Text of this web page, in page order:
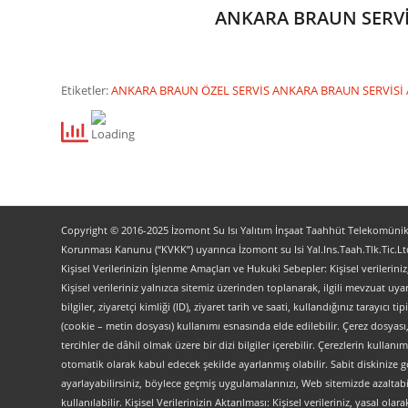
ANKARA BRAUN
Etiketler:ANKARA BRAUN ÖZEL SERVİSANKARA BRAUN SERVİSİ
Copyright © 2016-2025 İzomont Su Isı Yalıtım İnşaat Taahhüt
Korunması Kanunu (“KVKK”) uyarınca İzomont su Isi
Kişisel Verilerinizin İşlenme Amaçları ve Hukuki Sebepler: Kişisel
Kişisel verileriniz yalnızca sitemiz üzerinden toplanarak, ilgili mevzuat
bilgiler, ziyaretçi kimliği (ID), ziyaret tarih ve saati, kullandığınız
(cookie – metin dosyası) kullanımı esnasında elde edilebilir. Çerez
tercihler de dâhil olmak üzere bir dizi bilgiler içerebilir. Çerezlerin
otomatik olarak kabul edecek şekilde ayarlanmış olabilir. Sabit diskinize
ayarlayabilirsiniz, böylece geçmiş uygulamalarınızı, Web sitemizde
kullanılabilir. Kişisel Verilerinizin Aktarılması: Kişisel verileriniz, yasal